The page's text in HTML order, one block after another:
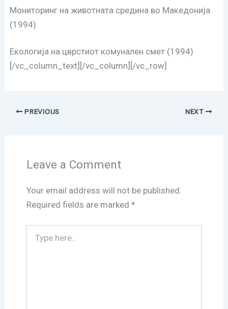
Мониторинг на животната средина во Македонија
(1994)
Екологија на цврстиот комунален смет (1994)
[/vc_column_text][/vc_column][/vc_row]
PREVIOUS NEXT
Leave a Comment
Your email address will not be published.
Required fields are marked *
here..